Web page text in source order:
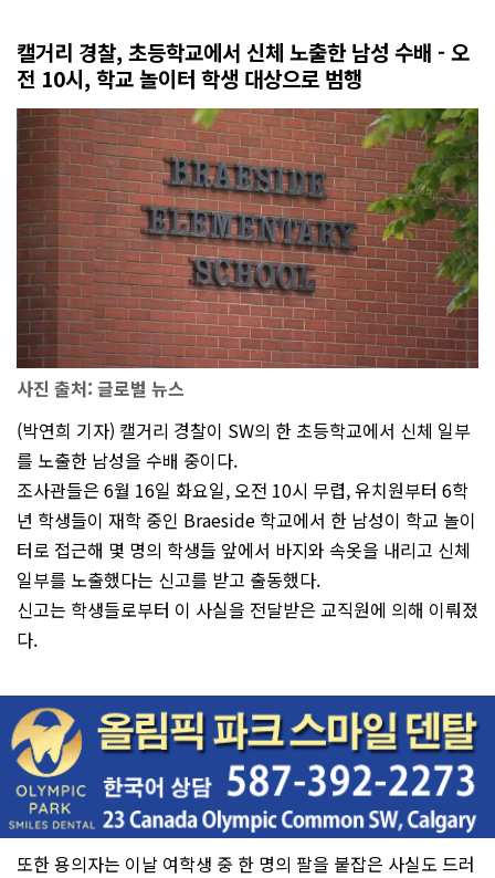
캘거리 경찰, 초등학교에서 신체 노출한 남성 수배 - 오
전 10시, 학교 놀이터 학생 대상으로 범행
사진 출처: 글로벌 뉴스
(박연희 기자) 캘거리 경찰이 SW의 한 초등학교에서 신체 일부
를 노출한 남성을 수배 중이다.
조사관들은 6월 16일 화요일, 오전 10시 무렵, 유치원부터 6학
년 학생들이 재학 중인 Braeside 학교에서 한 남성이 학교 놀이
터로 접근해 몇 명의 학생들 앞에서 바지와 속옷을 내리고 신체
일부를 노출했다는 신고를 받고 출동했다.
신고는 학생들로부터 이 사실을 전달받은 교직원에 의해 이뤄졌
다.
또한 용의자는 이날 여학생 중 한 명의 팔을 붙잡은 사실도 드러